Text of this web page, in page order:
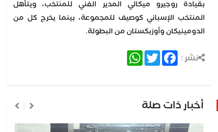
بقيادة روجيرو ميكالي المدير الفني للمنتخب، ويتأهل
المنتخب الإسباني كوصيف للمجموعة، بينما يخرج كل من
الدومينيكان وأوزبكستان من البطولة.
نشر : Facebook
Twitter
WhatsApp
أخبار ذات صلة